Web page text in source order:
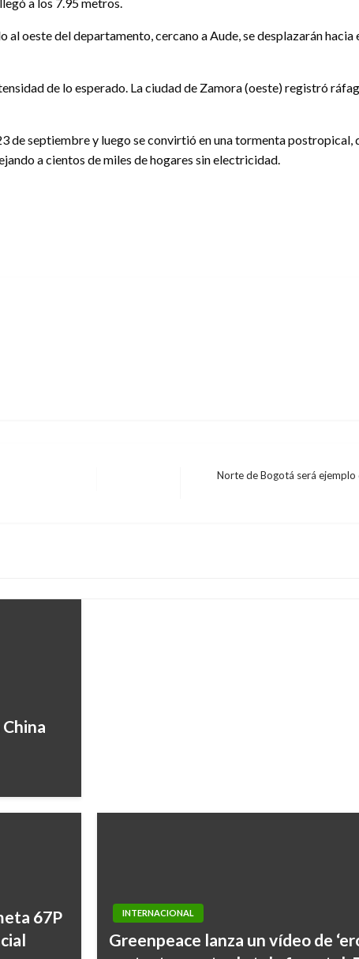
a los 7.95 metros.
oeste del departamento, cercano a Aude, se desplazarán hacia
de lo esperado. La ciudad de Zamora (oeste) registró
de septiembre y luego se convirtió en una tormenta postropical,
a cientos de miles de hogares sin electricidad.
Norte de Bogotá será
67P
INTERNACIONAL
Greenpeace lanza un vídeo de